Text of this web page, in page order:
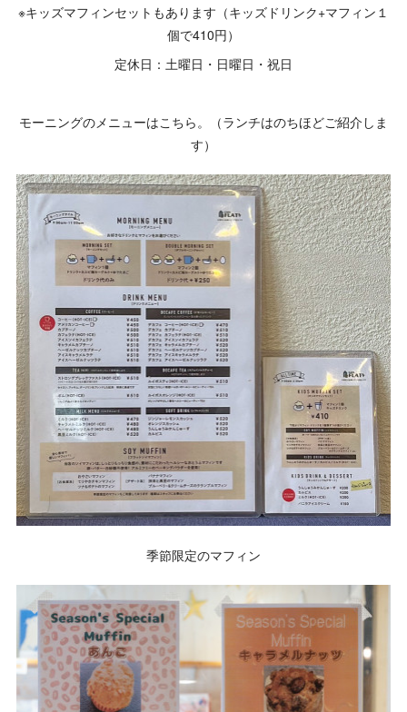
※キッズマフィンセットもあります（キッズドリンク+マフィン１
個で410円）
定休日：土曜日・日曜日・祝日
モーニングのメニューはこちら。（ランチはのちほどご紹介しま
す）
季節限定のマフィン